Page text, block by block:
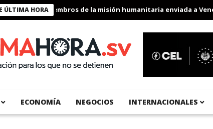
ÚLTIMA HORA
a miembros de la misión humanitaria enviada a
ECONOMÍA NEGOCIOS INTERNACIONALES